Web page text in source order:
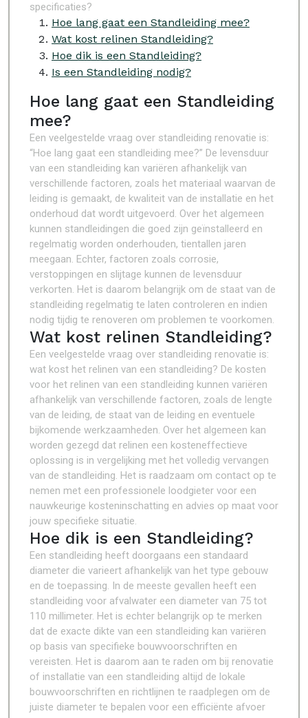
specificaties?
Hoe lang gaat een Standleiding mee?
Wat kost relinen Standleiding?
Hoe dik is een Standleiding?
Is een Standleiding nodig?
Hoe lang gaat een Standleiding
mee?
Een veelgestelde vraag over standleiding renovatie is:
“Hoe lang gaat een standleiding mee?” De levensduur
van een standleiding kan variëren afhankelijk van
verschillende factoren, zoals het materiaal waarvan de
leiding is gemaakt, de kwaliteit van de installatie en het
onderhoud dat wordt uitgevoerd. Over het algemeen
kunnen standleidingen die goed zijn geïnstalleerd en
regelmatig worden onderhouden, tientallen jaren
meegaan. Echter, factoren zoals corrosie,
verstoppingen en slijtage kunnen de levensduur
verkorten. Het is daarom belangrijk om de staat van de
standleiding regelmatig te laten controleren en indien
nodig tijdig te renoveren om problemen te voorkomen.
Wat kost relinen Standleiding?
Een veelgestelde vraag over standleiding renovatie is:
wat kost het relinen van een standleiding? De kosten
voor het relinen van een standleiding kunnen variëren
afhankelijk van verschillende factoren, zoals de lengte
van de leiding, de staat van de leiding en eventuele
bijkomende werkzaamheden. Over het algemeen kan
worden gezegd dat relinen een kosteneffectieve
oplossing is in vergelijking met het volledig vervangen
van de standleiding. Het is raadzaam om contact op te
nemen met een professionele loodgieter voor een
nauwkeurige kosteninschatting en advies op maat voor
jouw specifieke situatie.
Hoe dik is een Standleiding?
Een standleiding heeft doorgaans een standaard
diameter die varieert afhankelijk van het type gebouw
en de toepassing. In de meeste gevallen heeft een
standleiding voor afvalwater een diameter van 75 tot
110 millimeter. Het is echter belangrijk op te merken
dat de exacte dikte van een standleiding kan variëren
op basis van specifieke bouwvoorschriften en
vereisten. Het is daarom aan te raden om bij renovatie
of installatie van een standleiding altijd de lokale
bouwvoorschriften en richtlijnen te raadplegen om de
juiste diameter te bepalen voor een efficiënte afvoer